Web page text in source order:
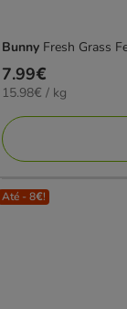
Bunny Fresh Grass
Preço
7.99€
7.99€
15.98€
KG
15.98€ / kg
Até - 8€!